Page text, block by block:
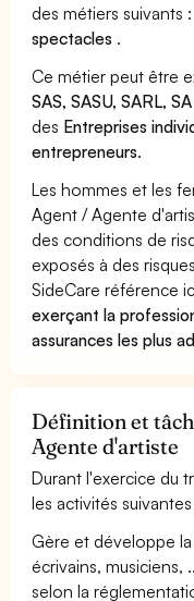
des métiers suivants
spectacles .
Ce métier peut être
SAS, SASU, SARL,
des Entreprises
entrepreneurs.
Les hommes et les
Agent / Agente
des conditions de
exposés à des
SideCare référence
exerçant la
assurances les plus
Définition et
Agente d'artiste
Durant l'exercice du
les activités
Gère et développe
écrivains, musiciens,
selon la